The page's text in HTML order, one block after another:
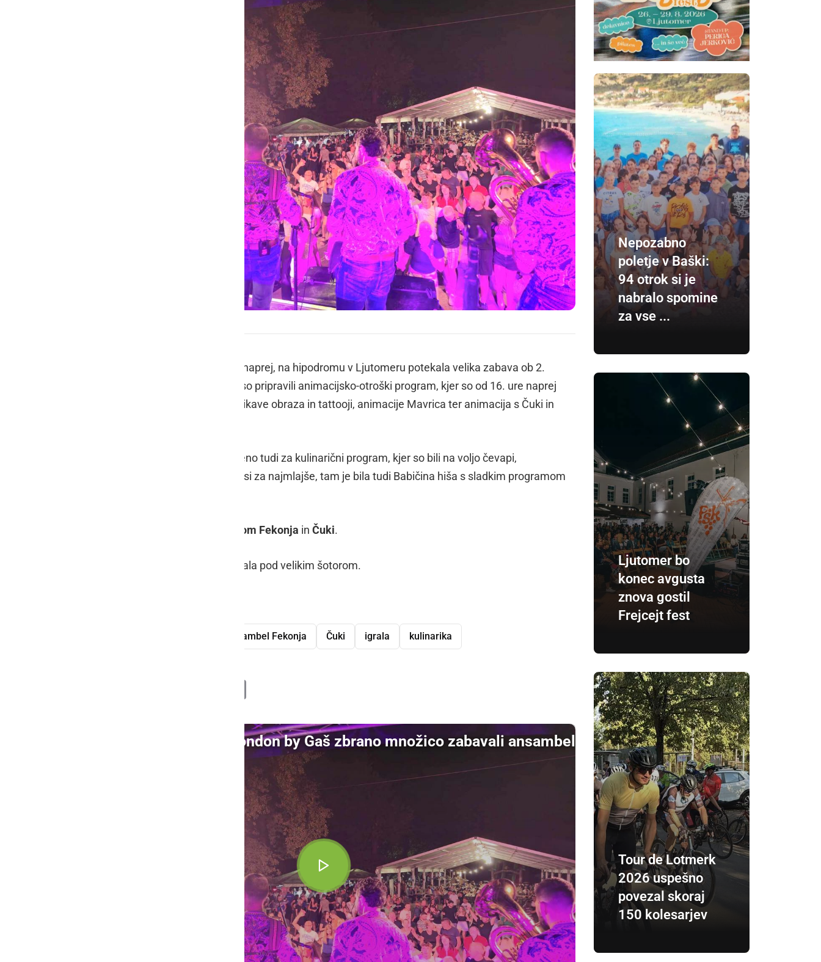
V soboto, 24. avgusta, je od 16. ure naprej, na hipodromu v Ljutomeru potekala velika zabava ob 2.
. Popoldan so pripravili animacijsko-otroški program, kjer so od 16. ure naprej
bila na voljo tri napihljiva igrala, poslikave obraza in tattooji, animacije Mavrica ter animacija s Čuki in
Od 16. ure naprej pa je bilo poskrbljeno tudi za kulinarični program, kjer so bili na voljo čevapi,
hamburgerji, hot dogi, pomfri, nugetsi za najmlajše, tam je bila tudi Babičina hiša s sladkim programom
ansamblom Fekonja in Čuki.
Vstopnine ni bilo, prireditev je potekala pod velikim šotorom.
ansambel Fekonja Čuki igrala kulinarika
PrintFriendly
Video: Ob 2. obletnici London by Gaš zbrano množico zabavali ansambel Fekonja in Čuki
Nepozabno
poletje v Baški:
94 otrok si je
nabralo spomine
za vse ...
Ljutomer bo
konec avgusta
znova gostil
Frejcejt fest
Tour de Lotmerk
2026 uspešno
povezal skoraj
150 kolesarjev